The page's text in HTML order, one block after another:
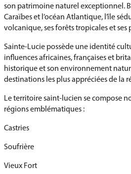
son patrimoine naturel exceptionnel.
Caraïbes et l’océan Atlantique, l’île
volcanique, ses forêts tropicales et ses
Sainte-Lucie possède une identité
influences africaines, françaises et
historique et son environnement
destinations les plus appréciées de la
Le territoire saint-lucien se compose
régions emblématiques :
Castries
Soufrière
Vieux Fort